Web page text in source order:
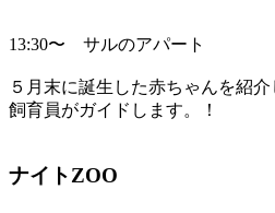
13:30〜 サルのアパート
５月末に誕生した赤ちゃんを紹介
飼育員がガイドします。！
ナイトZOO